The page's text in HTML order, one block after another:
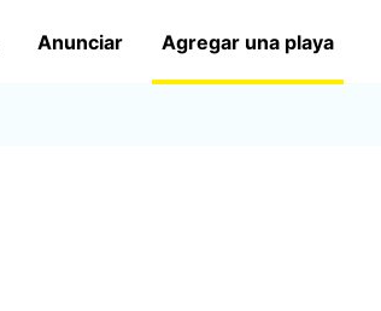
Anunciar Agregar una playa